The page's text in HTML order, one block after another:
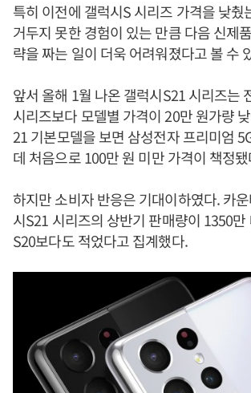
특히 이전에 갤럭시S 시리즈 가격을 낮췄
거두지 못한 경험이 있는 만큼 다음 신제
략을 짜는 일이 더욱 어려워졌다고 볼 수
앞서 올해 1월 나온 갤럭시S21 시리즈는
시리즈보다 모델별 가격이 20만 원가량
21 기본모델을 보면 삼성전자 프리미엄
데 처음으로 100만 원 미만 가격이 책정
하지만 소비자 반응은 기대이하였다. 카
시S21 시리즈의 상반기 판매량이 1350만
S20보다도 적었다고 집계했다.